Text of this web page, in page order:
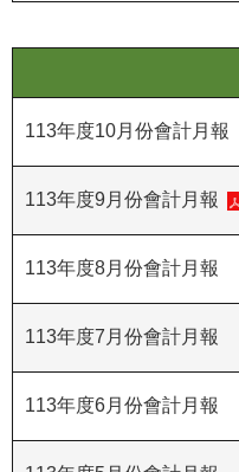
務
信
網
導
R
網
113年度10月份會計月報
113年度9月份會計月報
113年度8月份會計月報
113年度7月份會計月報
113年度6月份會計月報